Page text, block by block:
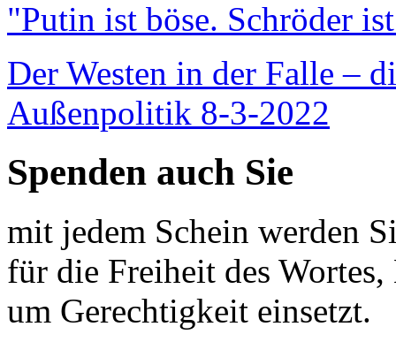
"Putin ist böse. Schröder
Der Westen in der Falle –
Außenpolitik 8-3-2022
Spenden auch Sie
mit jedem Schein werden
für die Freiheit des
um Gerechtigkeit einsetzt.